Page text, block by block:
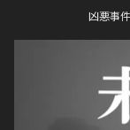
凶悪事